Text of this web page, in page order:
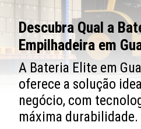
Descubra Qual a
Empilhadeira em
A Bateria Elite em
oferece a solução
negócio, com
máxima durabilidade.